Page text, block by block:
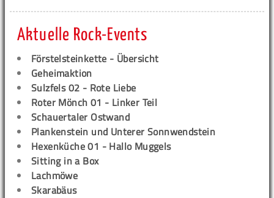
Aktuelle Rock-Events
Förstelsteinkette - Übersicht
Geheimaktion
Sulzfels 02 - Rote Liebe
Roter Mönch 01 - Linker Teil
Schauertaler Ostwand
Plankenstein und Unterer Sonnwendstein
Hexenküche 01 - Hallo Muggels
Sitting in a Box
Lachmöwe
Skarabäus